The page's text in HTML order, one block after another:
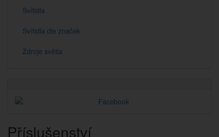
Svítidla
Svítidla dle značek
Zdroje světla
Příslušenství